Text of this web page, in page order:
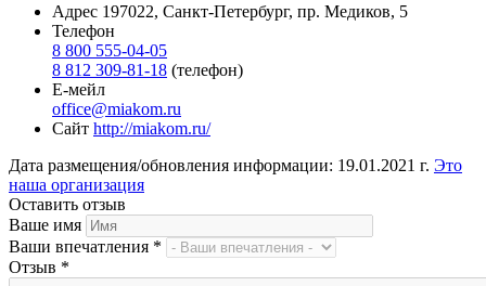
Адрес 197022, Санкт-Петербург, пр. Медиков, 5
Телефон
8 800 555-04-05
8 812 309-81-18 (телефон)
Е-мейл
office@miakom.ru
Сайт http://miakom.ru/
Дата размещения/обновления информации: 19.01.2021 г. Это
наша организация
Оставить отзыв
Ваше имя
Ваши впечатления *
Отзыв *